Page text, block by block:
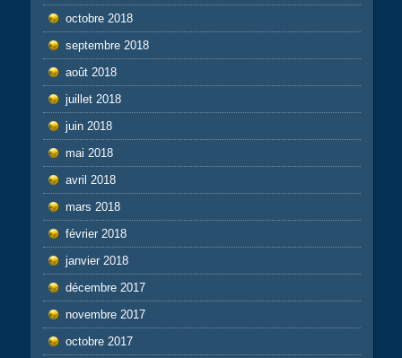
octobre 2018
septembre 2018
août 2018
juillet 2018
juin 2018
mai 2018
avril 2018
mars 2018
février 2018
janvier 2018
décembre 2017
novembre 2017
octobre 2017